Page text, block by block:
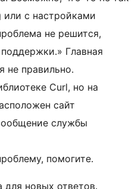
или с настройками
не решится,
Главная
не правильно.
Curl, но на
сайт
службы
помогите.
новых ответов.